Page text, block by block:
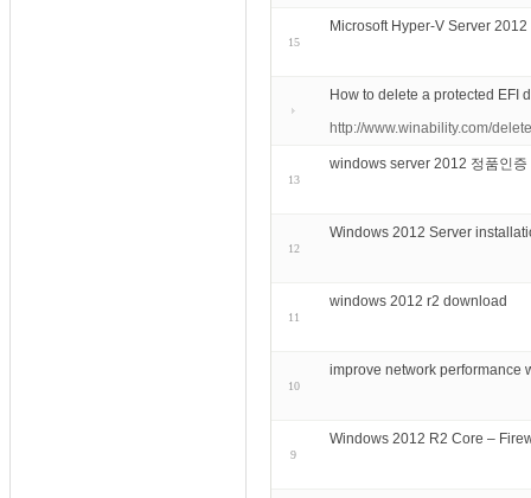
15
Microsoft Hyper-V Server
How to delete a protected EFI
http://www.winability.com/
13
windows server 2012 정품인증
12
Windows 2012 Server
11
windows 2012 r2 download
10
improve network performance
9
Windows 2012 R2 Core –